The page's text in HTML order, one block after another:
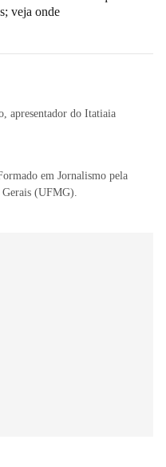
veja onde
apresentador do Itatiaia
em Jornalismo pela
(UFMG).